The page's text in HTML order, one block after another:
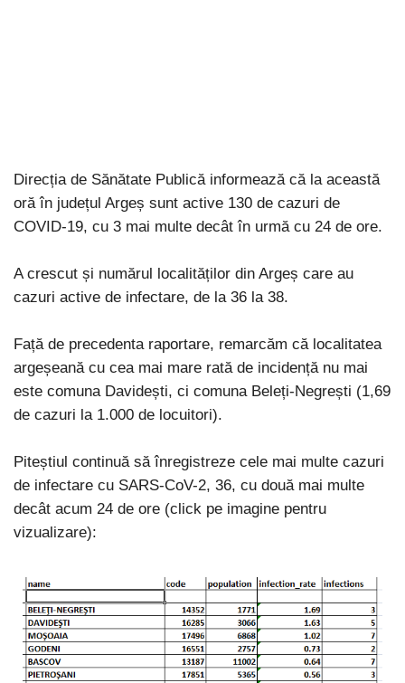
Direcția de Sănătate Publică informează că la această
oră în județul Argeș sunt active 130 de cazuri de
COVID-19, cu 3 mai multe decât în urmă cu 24 de ore.
A crescut și numărul localităților din Argeș care au
cazuri active de infectare, de la 36 la 38.
Față de precedenta raportare, remarcăm că localitatea
argeșeană cu cea mai mare rată de incidență nu mai
este comuna Davidești, ci comuna Beleți-Negrești (1,69
de cazuri la 1.000 de locuitori).
Piteștiul continuă să înregistreze cele mai multe cazuri
de infectare cu SARS-CoV-2, 36, cu două mai multe
decât acum 24 de ore (click pe imagine pentru
vizualizare):